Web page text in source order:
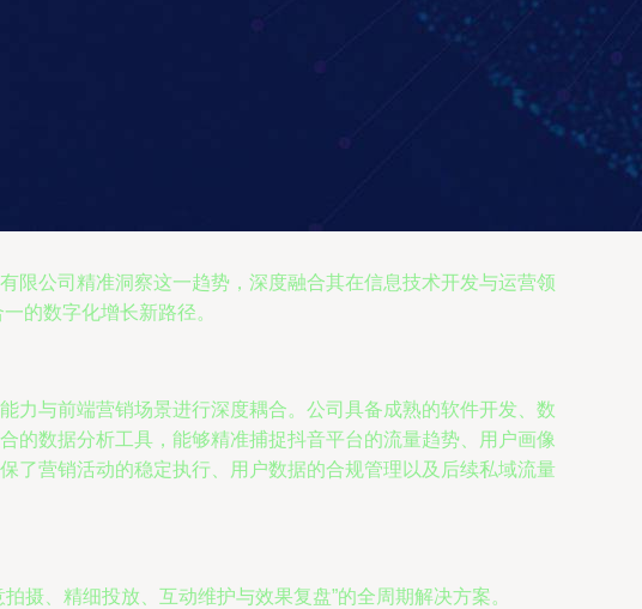
限公司精准洞察这一趋势，深度融合其在信息技术开发与运营领
的数字化增长新路径。
力与前端营销场景进行深度耦合。公司具备成熟的软件开发、数
的数据分析工具，能够精准捕捉抖音平台的流量趋势、用户画像
了营销活动的稳定执行、用户数据的合规管理以及后续私域流量
摄、精细投放、互动维护与效果复盘”的全周期解决方案。